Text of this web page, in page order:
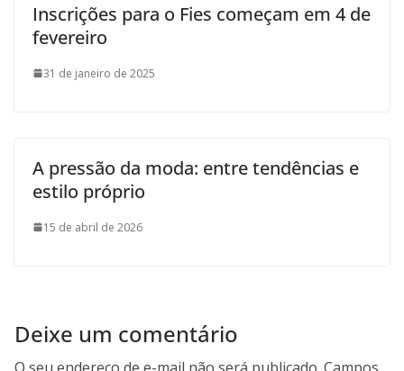
Inscrições para o Fies começam em 4 de
fevereiro
31 de janeiro de 2025
A pressão da moda: entre tendências e
estilo próprio
15 de abril de 2026
Deixe um comentário